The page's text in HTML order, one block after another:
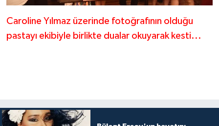
Caroline Yılmaz üzerinde fotoğrafının olduğu
pastayı ekibiyle birlikte dualar okuyarak kesti...